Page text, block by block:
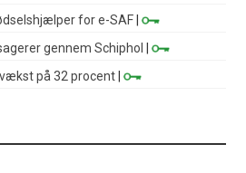
for e-SAF |
gennem Schiphol
|
på 32 procent |